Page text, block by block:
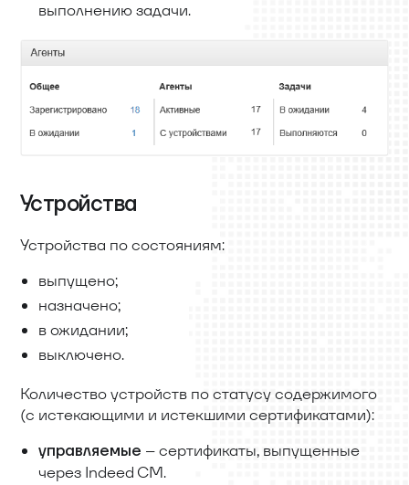
выполнению задачи.
Устройства
Устройства по состояниям:
выпущено;
назначено;
в ожидании;
выключено.
Количество устройств по статусу содержимого
(с истекающими и истекшими сертификатами):
управляемые – сертификаты, выпущенные
через Indeed CM.